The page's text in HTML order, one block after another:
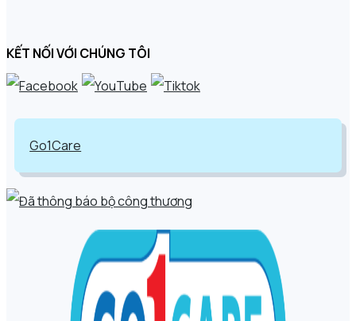
KẾT NỐI VỚI CHÚNG TÔI
Go1Care